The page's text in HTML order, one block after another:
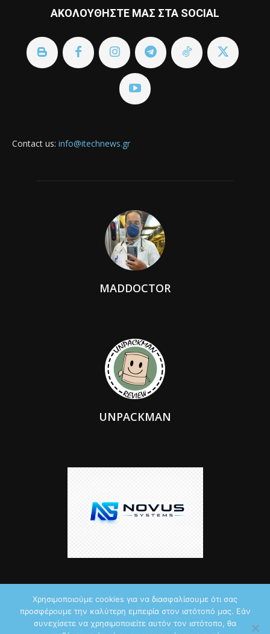
ΑΚΟΛΟΥΘΗΣΤΕ ΜΑΣ ΣΤΑ SOCIAL
Contact us: info@itechnews.gr
MADDOCTOR
UNPACKMAN
© 2026 by iTechNews.gr
Χρησιμοποιούμε cookies για να διασφαλίσουμε ότι σας
προσφέρουμε την καλύτερη εμπειρία στον ιστότοπό μας. Εάν
συνεχίσετε να χρησιμοποιείτε αυτόν τον ιστότοπο, θα